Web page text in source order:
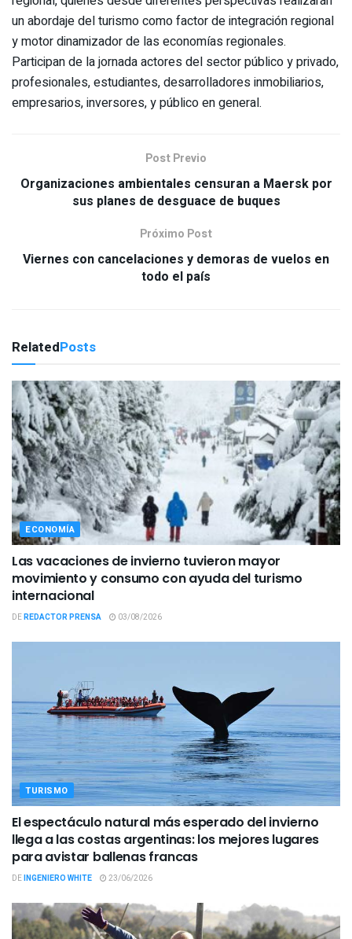
un abordaje del turismo como factor de integración regional
y motor dinamizador de las economías regionales.
Participan de la jornada actores del sector público y privado,
profesionales, estudiantes, desarrolladores inmobiliarios,
empresarios, inversores, y público en general.
Post Previo
Organizaciones ambientales censuran a Maersk por
sus planes de desguace de buques
Próximo Post
Viernes con cancelaciones y demoras de vuelos en
todo el país
RelatedPosts
ECONOMÍA
Las vacaciones de invierno tuvieron mayor
movimiento y consumo con ayuda del turismo
internacional
DEREDACTOR PRENSA 03/08/2026
TURISMO
El espectáculo natural más esperado del invierno
llega a las costas argentinas: los mejores lugares
para avistar ballenas francas
DEINGENIERO WHITE 23/06/2026